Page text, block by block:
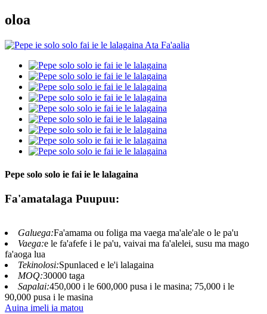
oloa
Pepe solo solo ie fai ie le lalagaina
Fa'amatalaga Puupuu:
Galuega:Fa'amama ou foliga ma vaega ma'ale'ale o le pa'u
Vaega:e le fa'afefe i le pa'u, vaivai ma fa'alelei, susu ma mago
fa'aoga lua
Tekinolosi:Spunlaced e le'i lalagaina
MOQ:30000 taga
Sapalai:450,000 i le 600,000 pusa i le masina; 75,000 i le
90,000 pusa i le masina
Auina imeli ia matou